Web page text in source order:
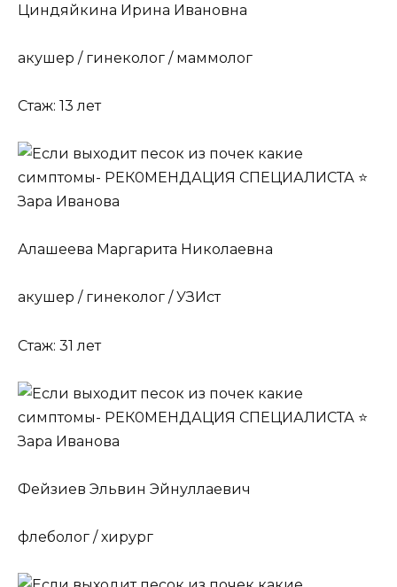
Циндяйкина Ирина Ивановна
акушер / гинеколог / маммолог
Стаж: 13 лет
Алашеева Маргарита Николаевна
акушер / гинеколог / УЗИст
Стаж: 31 лет
Фейзиев Эльвин Эйнуллаевич
флеболог / хирург